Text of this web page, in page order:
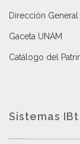
Dirección
Gaceta UNAM
Catálogo del
Sistemas IBt